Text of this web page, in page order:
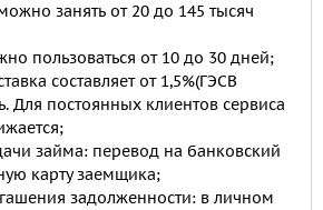
занять от 20 до 145 тысяч
пользоваться от 10 до 30 дней;
составляет от 1,5%(ГЭСВ
Для постоянных клиентов сервиса
займа: перевод на банковский
карту заемщика;
задолженности: в личном